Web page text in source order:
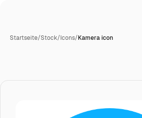
Startseite/Stock/Icons/Kamera icon